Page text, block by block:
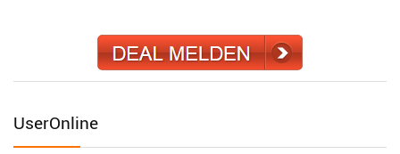
UserOnline